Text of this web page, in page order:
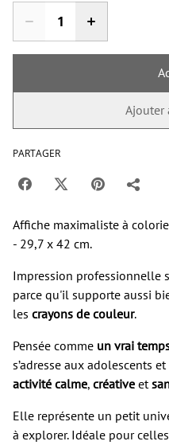
Ajouter
PARTAGER
Affiche maximaliste à
- 29,7 x 42 cm.
Impression professionnelle
parce qu'il supporte aussi
les crayons de couleur.
Pensée comme un vrai
s’adresse aux adolescents
activité calme, créative et
Elle représente un petit
à explorer. Idéale pour